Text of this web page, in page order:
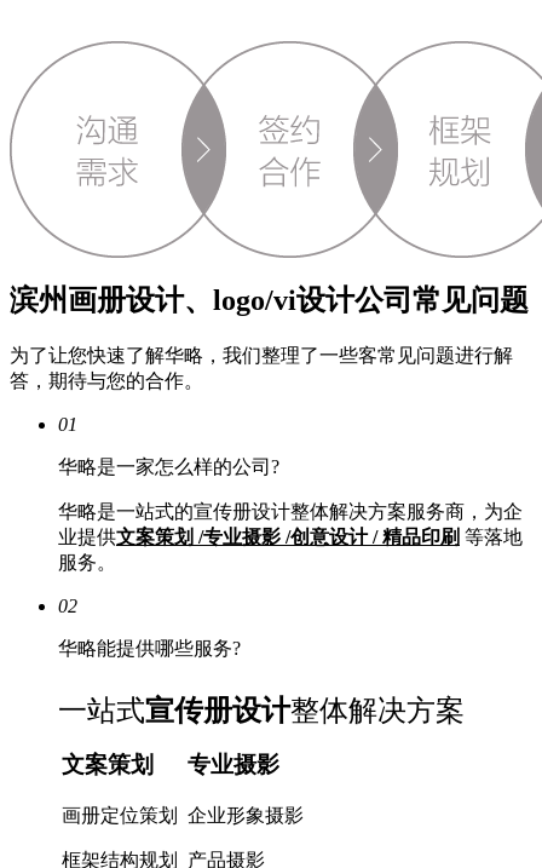
滨州画册设计、logo/vi设计公司常见问题
为了让您快速了解华略，我们整理了一些客常见问题进行解
答，期待与您的合作。
01
华略是一家怎么样的公司?
华略是一站式的宣传册设计整体解决方案服务商，为企
业提供文案策划 /专业摄影 /创意设计 / 精品印刷 等落地
服务。
02
华略能提供哪些服务?
一站式宣传册设计整体解决方案
文案策划
画册定位策划
框架结构规划
专业摄影
企业形象摄影
产品摄影